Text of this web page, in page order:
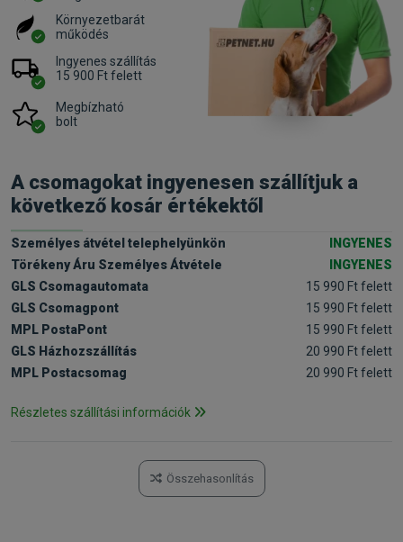
Környezetbarát
működés
Ingyenes szállítás
15 900 Ft felett
Megbízható
bolt
A csomagokat ingyenesen szállítjuk a
következő kosár értékektől
Személyes átvétel telephelyünkön
INGYENES
Törékeny Áru Személyes Átvétele
INGYENES
GLS Csomagautomata
15 990 Ft felett
GLS Csomagpont
15 990 Ft felett
MPL PostaPont
15 990 Ft felett
GLS Házhozszállítás
20 990 Ft felett
MPL Postacsomag
20 990 Ft felett
Részletes szállítási információk
Összehasonlítás